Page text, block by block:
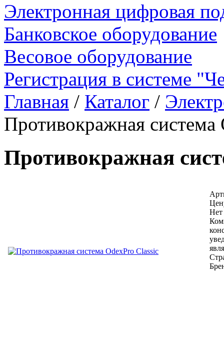
Электронная цифровая
Банковское оборудование
Весовое оборудование
Регистрация в системе
Главная / Каталог /
Противокражная система
Противокражная
Нет